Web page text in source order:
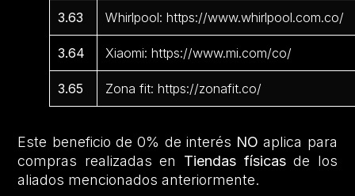
3.63 Whirlpool: https://www.whirlpool.com.co/
3.64 Xiaomi: https://www.mi.com/co/
3.65 Zona fit: https://zonafit.co/
Este beneficio de 0% de interés NOaplica para
compras realizadas en Tiendas físicasde los
aliados mencionados anteriormente.